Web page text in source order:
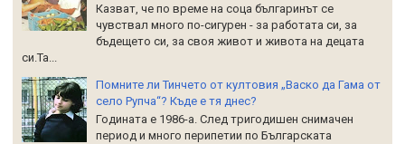
Казват, че по време на соца българинът се
чувствал много по-сигурен - за работата си, за
бъдещето си, за своя живот и живота на децата
си.Та...
Помните ли Тинчето от култовия „Васко да Гама от
село Рупча“? Къде е тя днес?
Годината е 1986-а. След тригодишен снимачен
период и много перипетии по Българската